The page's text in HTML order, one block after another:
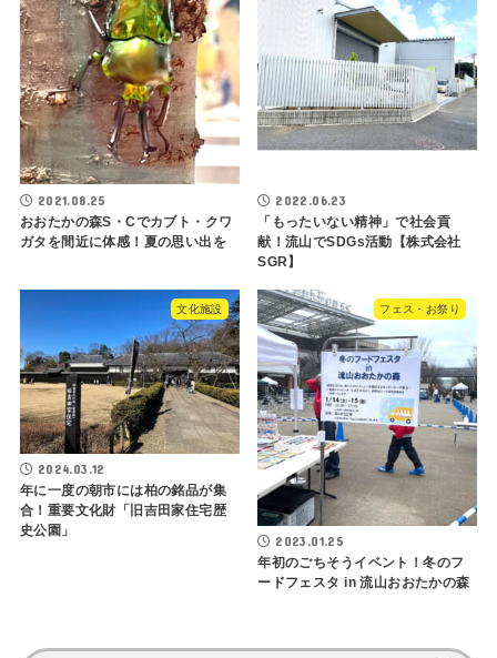
2021.08.25
おおたかの森S・Cでカブト・クワ
ガタを間近に体感！夏の思い出を
2022.06.23
「もったいない精神」で社会貢
献！流山でSDGs活動【株式会社
SGR】
文化施設
2024.03.12
年に一度の朝市には柏の銘品が集
合！重要文化財「旧吉田家住宅歴
史公園」
フェス・お祭り
2023.01.25
年初のごちそうイベント！冬のフ
ードフェスタ in 流山おおたかの森